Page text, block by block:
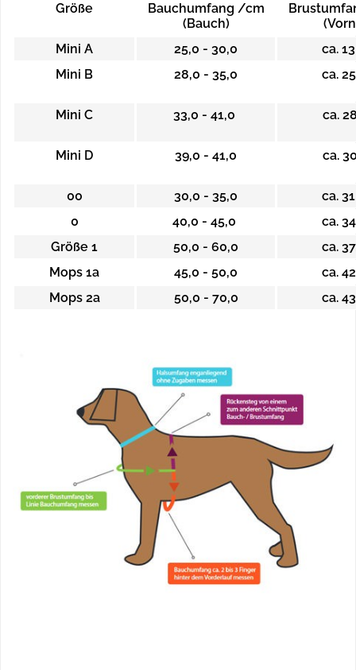
Größe
Bauchumfang /cm
(Bauch)
Mini A
25,0 - 30,0
ca.
Mini B
28,0 - 35,0 ca.
Mini C 33,0 - 41,0 ca.
Mini D 39,0 - 41,0 ca.
00 30,0 - 35,0
ca.
0
40,0 - 45,0
ca.
Größe 1
50,0 - 60,0
ca.
Mops 1a
45,0 - 50,0
ca.
Mops 2a
50,0 - 70,0 ca.